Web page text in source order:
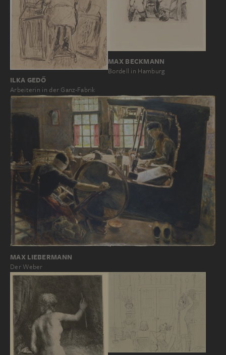
ILKA GEDŐ
Arbeiterin in der Ganz-Fabrik
MAX BECKMANN
Bordell in Hamburg
MAX LIEBERMANN
Der Weber